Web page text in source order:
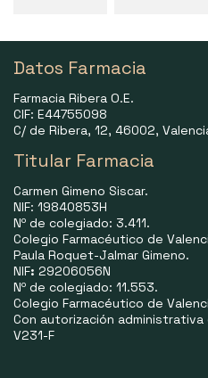
Datos Farmacia
Farmacia Ribera O.E.
CIF: E44755098
C/ de Ribera, 12, 46002,
Titular Farmacia
Carmen Gimeno Siscar.
NIF: 19840853H
Nº de colegiado: 3.411.
Colegio Farmacéutico de
Paula Roquet-Jalmar Gimeno.
NIF: 29206056N
Nº de colegiado: 11.553.
Colegio Farmacéutico de
Con autorización
V231-F